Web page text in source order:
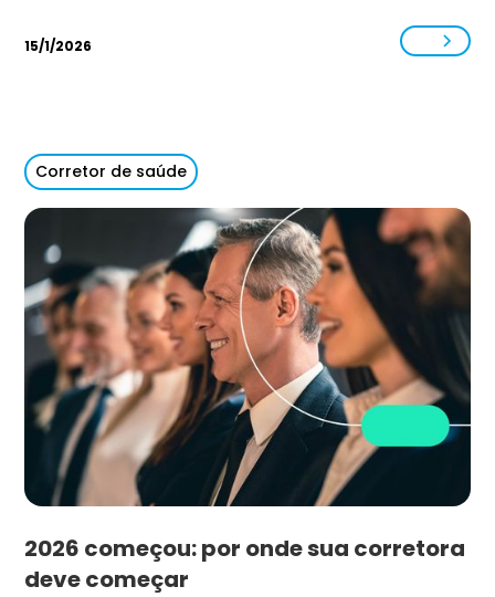
15/1/2026
Corretor de saúde
2026 começou: por onde sua corretora
deve começar